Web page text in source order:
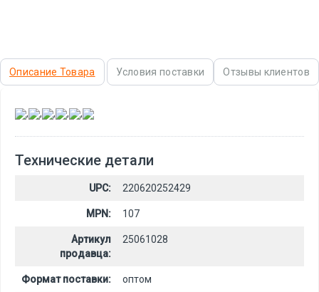
Описание Товара Условия поставки Отзывы клиентов
, , , , ,
Технические детали
UPC: 220620252429
MPN: 107
Артикул
продавца:
25061028
Формат поставки: оптом